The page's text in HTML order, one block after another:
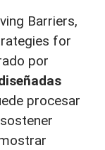
Barriers,
for
por
procesar